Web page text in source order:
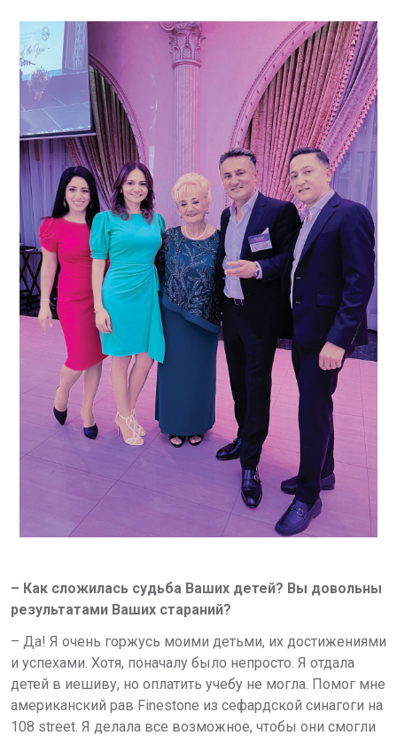
– Как сложилась судьба Ваших детей? Вы довольны
результатами Ваших стараний?
– Да! Я очень горжусь моими детьми, их достижениями
и успехами. Хотя, поначалу было непросто. Я отдала
детей в иешиву, но оплатить учебу не могла. Помог мне
американский рав Finestone из сефардской синагоги на
108 street. Я делала все возможное, чтобы они смогли